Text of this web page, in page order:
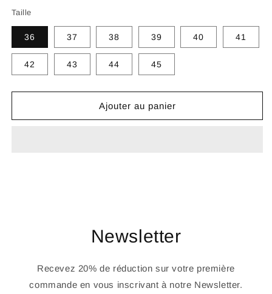
Taille
36 37 38 39 40 41
42 43 44 45
Ajouter au panier
Newsletter
Recevez 20% de réduction sur votre première
commande en vous inscrivant à notre Newsletter.